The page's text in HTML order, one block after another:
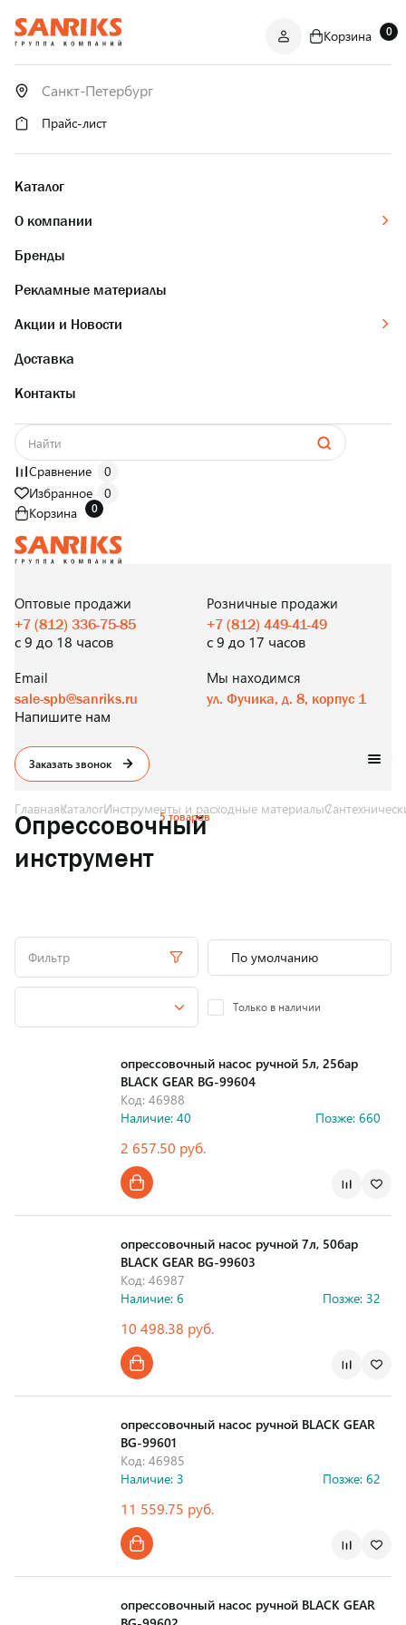
ОПТОМ
И В РОЗНИЦУ
Корзина 0
Прайс-лист
Каталог
О компании
Бренды
Рекламные материалы
Акции и Новости
Доставка
Контакты
Сравнение
0
Избранное
0
Корзина
0
И В РОЗНИЦУ
Оптовые продажи
+7 (812) 336-75-85
с 9 до 18 часов
Розничные продажи
+7 (812) 449-41-49
с 9 до 17 часов
Email
sale-spb@sanriks.ru
Напишите нам
Мы находимся
ул. Фучика, д. 8, корпус 1
Заказать звонок
ГлавнаяКаталогИнструменты и расходные материалы
Опрессовочный
инструмент
5 товаров
Фильтр
Только в наличии
опрессовочный насос ручной 5л, 25бар
BLACK GEAR BG-99604
Код: 46988
Наличие: 40
Позже: 660
2 657.50 руб.
опрессовочный насос ручной 7л, 50бар
BLACK GEAR BG-99603
Код: 46987
Наличие: 6
Позже: 32
10 498.38 руб.
опрессовочный насос ручной BLACK GEAR
BG-99601
Код: 46985
Наличие: 3
Позже: 62
11 559.75 руб.
опрессовочный насос ручной BLACK GEAR